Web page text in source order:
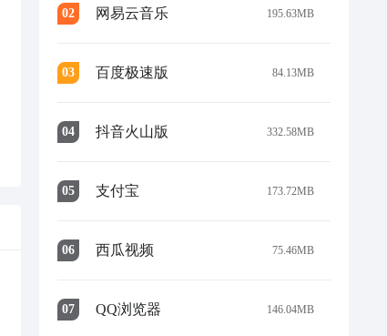
02 网易云音乐 195.63MB
03 百度极速版 84.13MB
04 抖音火山版 332.58MB
05 支付宝 173.72MB
06 西瓜视频 75.46MB
07 QQ浏览器 146.04MB